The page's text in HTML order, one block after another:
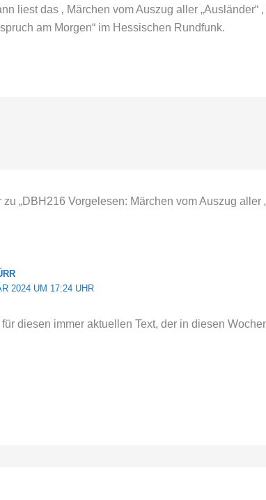
liest das ‚ Märchen vom Auszug aller
am Morgen“ im Hessischen Rundfunk.
zu „DBH216 Vorgelesen: Märchen vom Auszug aller
2024 UM 17:24 UHR
für diesen immer aktuellen Text, der in diesen